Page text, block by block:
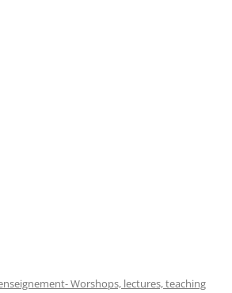
Worshops, lectures, teaching